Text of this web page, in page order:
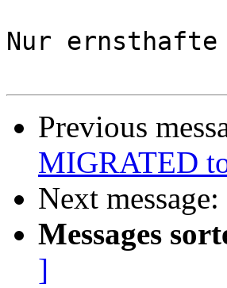
Nur ernsthafte
Previous
MIGRATED
Next message:
Messages
]